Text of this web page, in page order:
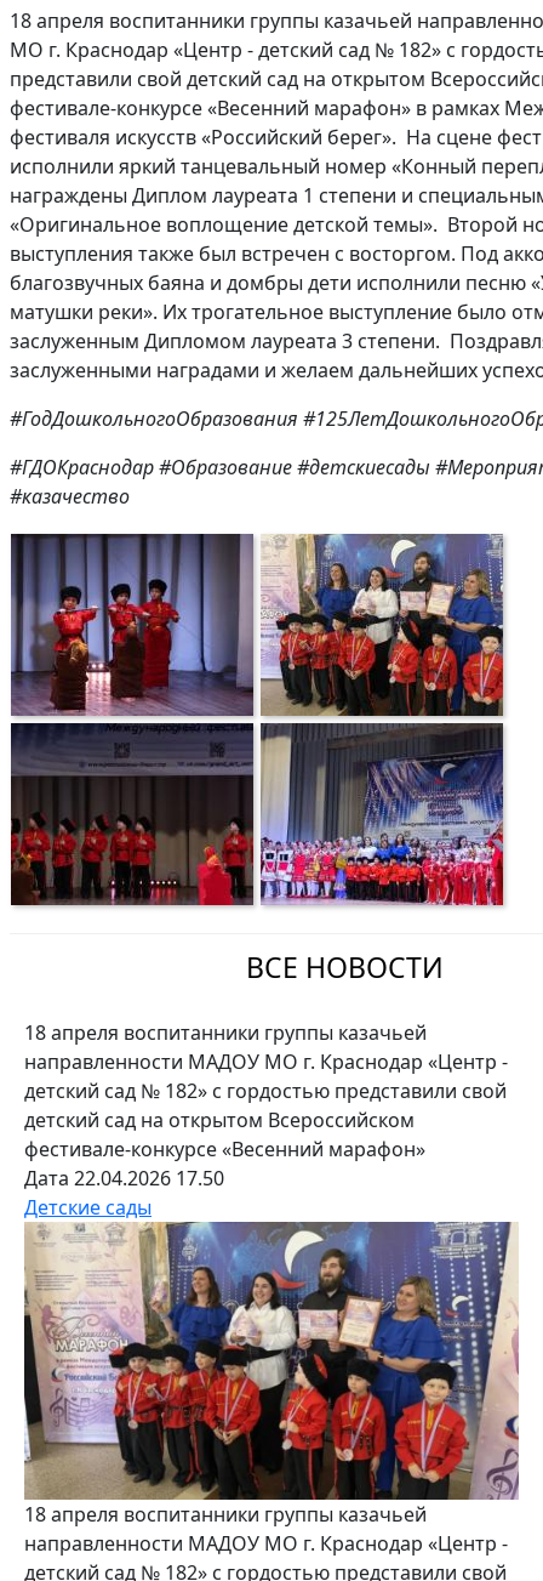
18 апреля воспитанники группы казачьей
МО г. Краснодар «Центр - детский сад № 182» с
представили свой детский сад на открытом
фестивале-конкурсе «Весенний марафон» в рамках
фестиваля искусств «Российский берег». На сцене
исполнили яркий танцевальный номер «Конный
награждены Диплом лауреата 1 степени и
«Оригинальное воплощение детской темы». Второй
выступления также был встречен с восторгом. Под
благозвучных баяна и домбры дети исполнили песню
матушки реки». Их трогательное выступление было
заслуженным Дипломом лауреата 3 степени.
заслуженными наградами и желаем дальнейших
#ГодДошкольногоОбразования
#ГДОКраснодар#Образование#детскиесады
#казачество
ВСЕ НОВОСТИ
18 апреля воспитанники группы казачьей
направленности МАДОУ МО г. Краснодар «Центр -
детский сад № 182» с гордостью представили свой
детский сад на открытом Всероссийском
фестивале-конкурсе «Весенний марафон»
Дата добавления материала
Дата 22.04.2026 17.50
Детские сады
18 апреля воспитанники группы казачьей
направленности МАДОУ МО г. Краснодар «Центр -
детский сад № 182» с гордостью представили свой